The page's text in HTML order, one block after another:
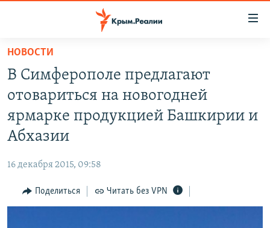
Вернуться
основному
содержанию
главной
Вернутся
поиску
НОВОСТИ
СПЕЦПРОЕКТЫ
КАРТА ВОЕННЫХ ОБЪЕКТОВ КРЫМА
ИСТОРИЯ
ИНТЕРАКТИВ
ИНФОГРАФИКА
РАДІО СВОБОДА
КАК ОБОЙТИ БЛОКИРОВКУ
НОВОСТИ
В Симферополе предлагают
отовариться на новогодней
ярмарке продукцией Башкирии и
Абхазии
16 декабря 2015, 09:58
Поделиться Читать без VPN